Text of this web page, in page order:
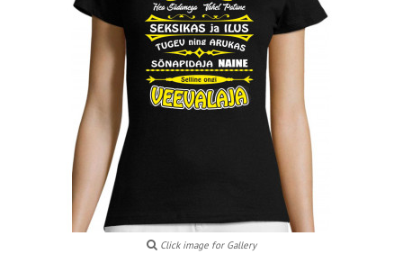
Click image for Gallery